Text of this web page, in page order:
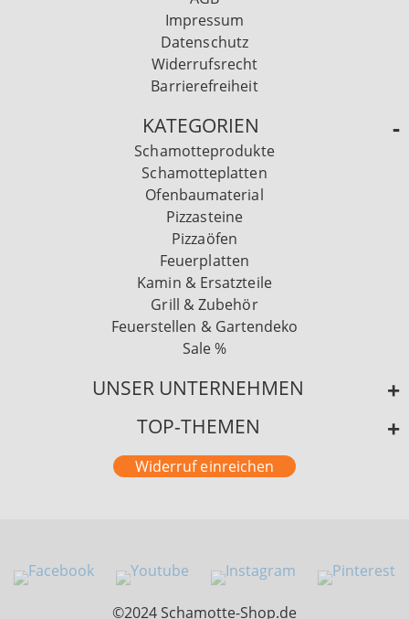
Impressum
Datenschutz
Widerrufsrecht
Barrierefreiheit
KATEGORIEN
Schamotteprodukte
Schamotteplatten
Ofenbaumaterial
Pizzasteine
Pizzaöfen
Feuerplatten
Kamin & Ersatzteile
Grill & Zubehör
Feuerstellen & Gartendeko
Sale %
UNSER UNTERNEHMEN
TOP-THEMEN
Widerruf einreichen
©2024 Schamotte-Shop.de